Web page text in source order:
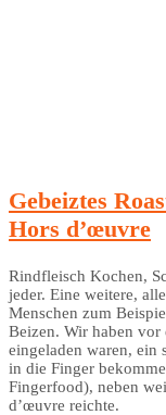
Gebeiztes
Hors d’œuvre
Rindfleisch Kochen,
jeder. Eine weitere,
Menschen zum
Beizen. Wir haben vor
eingeladen waren, ein
in die Finger
Fingerfood), neben
d’œuvre reichte.